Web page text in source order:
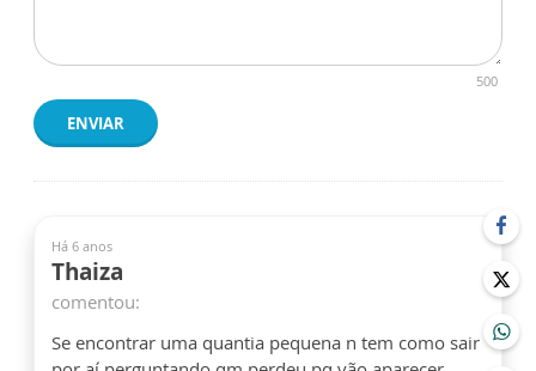
500
ENVIAR
Há 6 anos
Thaiza
comentou:
Se encontrar uma quantia pequena n tem como sair